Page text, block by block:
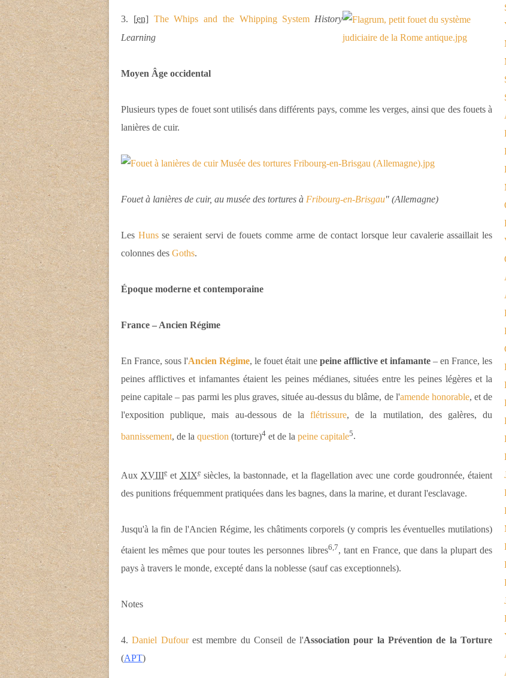
3. [en] The Whips and the Whipping System History
Learning
Moyen Âge occidental
Plusieurs types de fouet sont utilisés dans différents pays, comme les verges, ainsi que des fouets à
lanières de cuir.
Fouet à lanières de cuir, au musée des tortures à Fribourg-en-Brisgau" (Allemagne)
Les Hunsse seraient servi de fouets comme arme de contact lorsque leur cavalerie assaillait les
colonnes des Goths.
Époque moderne et contemporaine
France – Ancien Régime
En France, sous l'Ancien Régime, le fouet était une peine afflictive et infamante– en France, les
peines afflictives et infamantes étaient les peines médianes, situées entre les peines légères et la
peine capitale – pas parmi les plus graves, située au-dessus du blâme, de l'amende honorable, et de
l'exposition publique, mais au-dessous de la flétrissure, de la mutilation, des galères, du
bannissement, de la question (torture)4 et de la peine capitale5.
Aux XVIIIe et XIXesiècles, la bastonnade, et la flagellation avec une corde goudronnée, étaient
des punitions fréquemment pratiquées dans les bagnes, dans la marine, et durant l'esclavage.
Jusqu'à la fin de l'Ancien Régime, les châtiments corporels (y compris les éventuelles mutilations)
étaient les mêmes que pour toutes les personnes libres6 7, tant en France, que dans la plupart des
pays à travers le monde, excepté dans la noblesse (sauf cas exceptionnels).
Notes
4.Daniel Dufourest membre du Conseil de l'Association pour la Prévention de la Torture
(APT)